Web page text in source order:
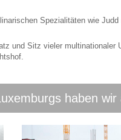
Spezialitäten wie
und Sitz vieler
haben